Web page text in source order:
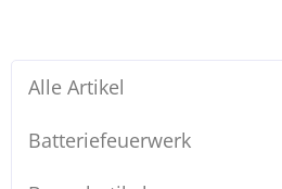
Alle Artikel
Batteriefeuerwerk